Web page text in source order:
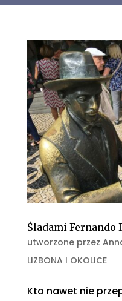
Śladami Fernando
utworzone przez
LIZBONA I OKOLICE
Kto nawet nie